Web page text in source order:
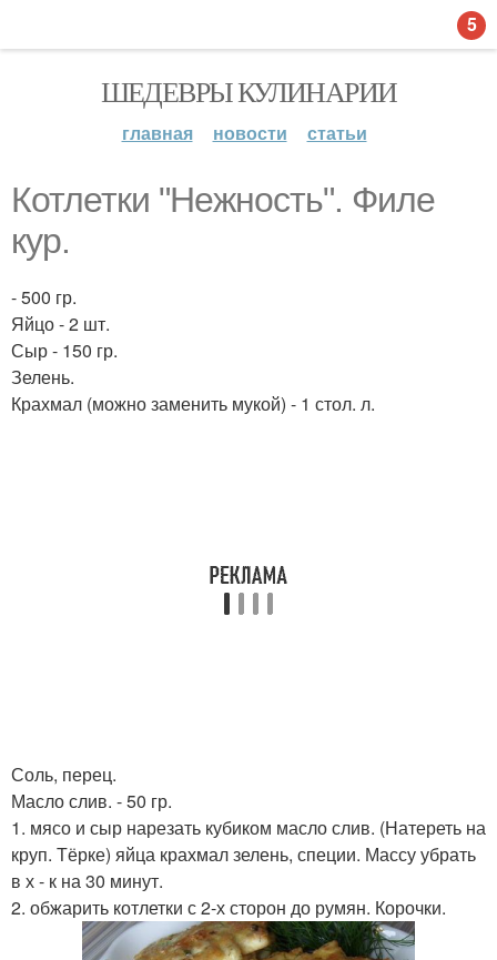
ШЕДЕВРЫ КУЛИНАРИИ
главная новости статьи
Котлетки "Нежность". Филе
кур.
- 500 гр.
Яйцо - 2 шт.
Сыр - 150 гр.
Зелень.
Крахмал (можно заменить мукой) - 1 стол. л.
Соль, перец.
Масло слив. - 50 гр.
1. мясо и сыр нарезать кубиком масло слив. (Натереть на
круп. Тёрке) яйца крахмал зелень, специи. Массу убрать
в х - к на 30 минут.
2. обжарить котлетки с 2-х сторон до румян. Корочки.
5